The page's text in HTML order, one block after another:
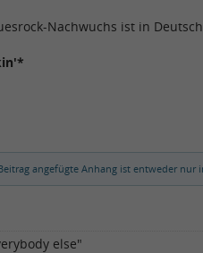
Nachwuchs ist in
angefügte Anhang ist entweder
else"